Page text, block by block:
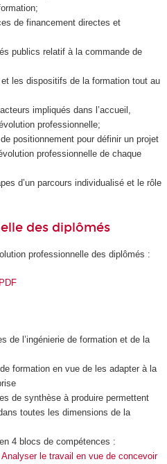
de financement directes et
publics relatif à la commande de
les dispositifs de la formation tout au
impliqués dans l’accueil,
professionnelle;
positionnement pour définir un projet
professionnelle de chaque
d’un parcours individualisé et le rôle
des diplômés
professionnelle des diplômés :
de l’ingénierie de formation et de la
formation en vue de les adapter à la
de synthèse à produire permettent
toutes les dimensions de la
4 blocs de compétences :
le travail en vue de concevoir